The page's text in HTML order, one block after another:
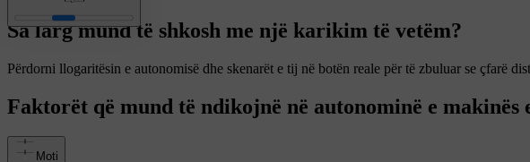
Sa larg mund të shkosh me një karikim të vetëm?
Përdorni llogaritësin e autonomisë dhe skenarët e tij në botën reale për të zbuluar se çfarë
Faktorët që mund të ndikojnë në autonominë e makinës
Moti